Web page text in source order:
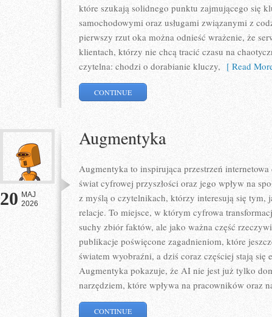
które szukają solidnego punktu zajmującego się
samochodowymi oraz usługami związanymi z
pierwszy rzut oka można odnieść wrażenie, że
klientach, którzy nie chcą tracić czasu na
czytelna: chodzi o dorabianie kluczy, [ Read
CONTINUE
20 MAJ
2026
Augmentyka
Augmentyka to inspirująca przestrzeń
świat cyfrowej przyszłości oraz jego wpływ na
z myślą o czytelnikach, którzy interesują się tym,
relacje. To miejsce, w którym cyfrowa
suchy zbiór faktów, ale jako ważna część
publikacje poświęcone zagadnieniom, które
światem wyobraźni, a dziś coraz częściej stają się
Augmentyka pokazuje, że AI nie jest już tylko
narzędziem, które wpływa na pracowników oraz
CONTINUE